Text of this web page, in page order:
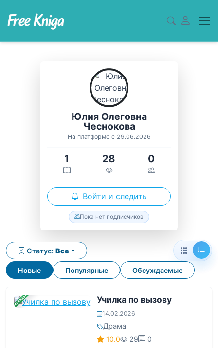
Юлия Олеговна
Чеснокова
На платформе с 29.06.2026
1 28 0
Войти и следить
Пока нет подписчиков
Новые Популярные Обсуждаемые
Статус: Все
ЗАВЕРШЕНА Училка по вызову
14.02.2026
Драма
10.0 29 0